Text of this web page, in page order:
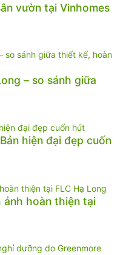
vườn tại Vinhomes
– so sánh giữa
hiện đại đẹp cuốn
hoàn thiện tại